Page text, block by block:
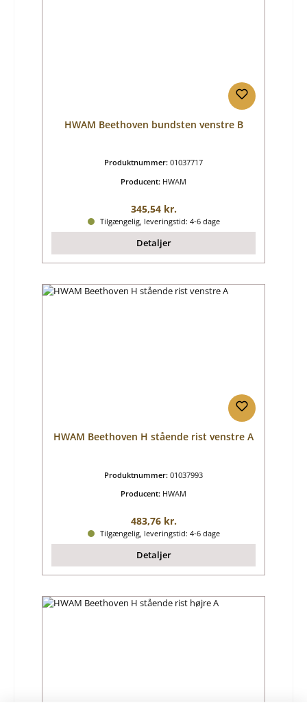
HWAM Beethoven bundsten venstre B
Produktnummer: 01037717
Producent: HWAM
Almindelig pris:
345,54 kr.
Tilgængelig, leveringstid: 4-6 dage
Detaljer
HWAM Beethoven H stående rist venstre A
Produktnummer: 01037993
Producent: HWAM
Almindelig pris:
483,76 kr.
Tilgængelig, leveringstid: 4-6 dage
Detaljer